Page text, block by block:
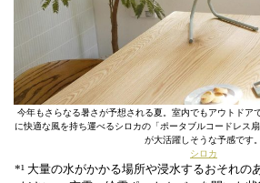
今年もさらなる暑さが予想される夏。室内でもアウトドア
に快適な風を持ち運べるシロカの「ポータブルコードレス
が大活躍しそうな予感です。
シロカ
*¹ 大量の水がかかる場所や浸水するおそれの